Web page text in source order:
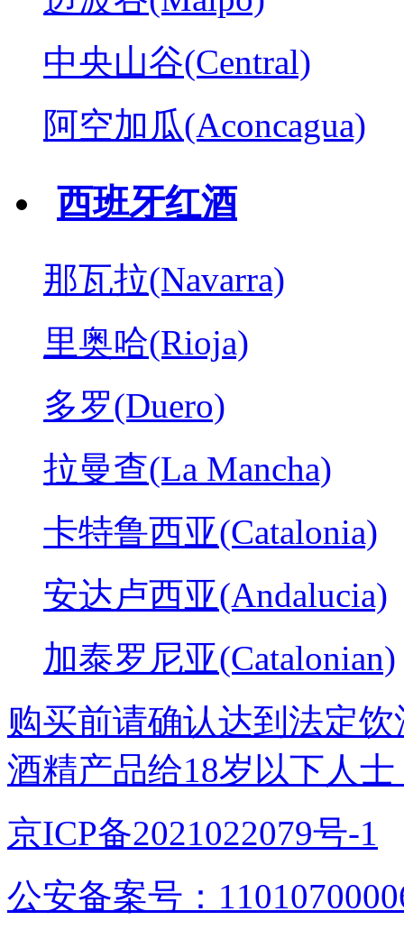
中央山谷(Central)
阿空加瓜(Aconcagua)
西班牙红酒
那瓦拉(Navarra)
里奥哈(Rioja)
多罗(Duero)
拉曼查(La Mancha)
卡特鲁西亚(Catalonia)
安达卢西亚(Andalucia)
加泰罗尼亚(Catalonian)
购买前请确认达到法定
酒精产品给18岁以下人士
京ICP备2021022079号-1
公安备案号：